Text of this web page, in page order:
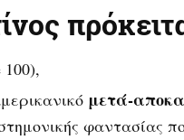
100),
μετά-
φαντασίας